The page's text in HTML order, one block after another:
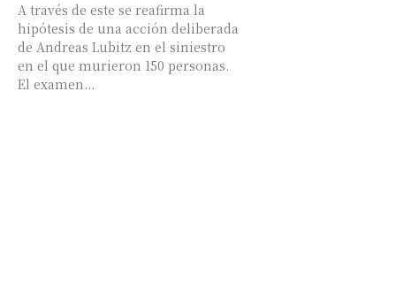
A través de este se reafirma la
hipótesis de una acción deliberada
de Andreas Lubitz en el siniestro
en el que murieron 150 personas.
El examen...